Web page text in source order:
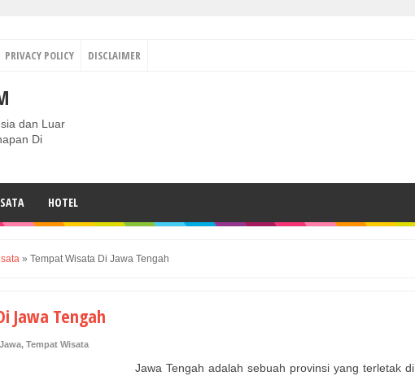
PRIVACY POLICY DISCLAIMER
dan Luar
Di
HOTEL
» Tempat Wisata Di Jawa Tengah
Jawa Tengah
Jawa, Tempat Wisata
Jawa Tengah adalah sebuah provinsi yang terletak di